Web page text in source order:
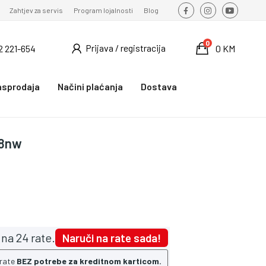
Zahtjev za servis Program lojalnosti Blog
221-654 Prijava / registracija 0 KM
0
Načini plaćanja
Dostava
na 24 rate. Naruči na rate sada!
BEZ potrebe za kreditnom karticom.